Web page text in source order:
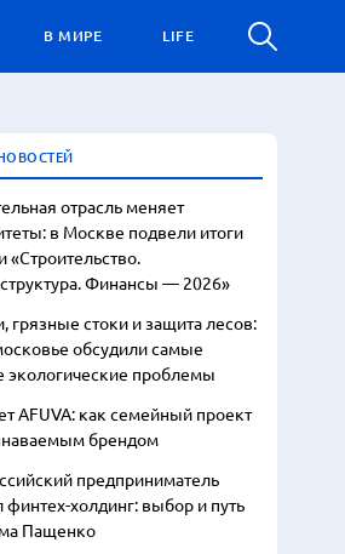
В МИРЕ LIFE
отрасль меняет
в Москве подвели итоги
«Строительство.
Финансы — 2026»
грязные стоки и защита лесов:
обсудили самые
экологические проблемы
AFUVA: как семейный проект
брендом
предприниматель
финтех-холдинг: выбор и путь
Пащенко